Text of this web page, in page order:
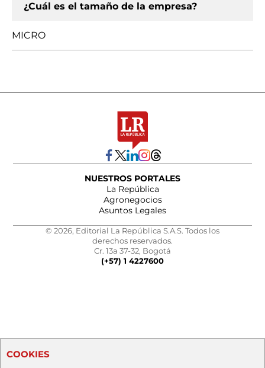
¿Cuál es el tamaño de la empresa?
MICRO
NUESTROS PORTALES
La República
Agronegocios
Asuntos Legales
© 2026, Editorial La República S.A.S. Todos los
derechos reservados.
Cr. 13a 37-32, Bogotá
(+57) 1 4227600
COOKIES